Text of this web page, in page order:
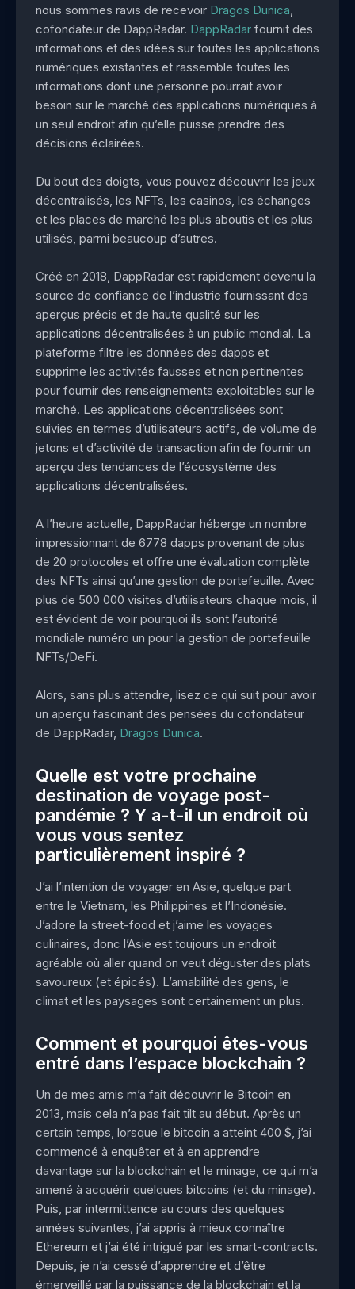
nous sommes ravis de recevoir Dragos Dunica,
cofondateur de DappRadar. DappRadar fournit des
informations et des idées sur toutes les applications
numériques existantes et rassemble toutes les
informations dont une personne pourrait avoir
besoin sur le marché des applications numériques à
un seul endroit afin qu’elle puisse prendre des
décisions éclairées.
Du bout des doigts, vous pouvez découvrir les jeux
décentralisés, les NFTs, les casinos, les échanges
et les places de marché les plus aboutis et les plus
utilisés, parmi beaucoup d’autres.
Créé en 2018, DappRadar est rapidement devenu la
source de confiance de l’industrie fournissant des
aperçus précis et de haute qualité sur les
applications décentralisées à un public mondial. La
plateforme filtre les données des dapps et
supprime les activités fausses et non pertinentes
pour fournir des renseignements exploitables sur le
marché. Les applications décentralisées sont
suivies en termes d’utilisateurs actifs, de volume de
jetons et d’activité de transaction afin de fournir un
aperçu des tendances de l’écosystème des
applications décentralisées.
A l’heure actuelle, DappRadar héberge un nombre
impressionnant de 6778 dapps provenant de plus
de 20 protocoles et offre une évaluation complète
des NFTs ainsi qu’une gestion de portefeuille. Avec
plus de 500 000 visites d’utilisateurs chaque mois, il
est évident de voir pourquoi ils sont l’autorité
mondiale numéro un pour la gestion de portefeuille
NFTs/DeFi.
Alors, sans plus attendre, lisez ce qui suit pour avoir
un aperçu fascinant des pensées du cofondateur
de DappRadar, Dragos Dunica.
Quelle est votre prochaine
destination de voyage post-
pandémie ? Y a-t-il un endroit où
vous vous sentez
particulièrement inspiré ?
J’ai l’intention de voyager en Asie, quelque part
entre le Vietnam, les Philippines et l’Indonésie.
J’adore la street-food et j’aime les voyages
culinaires, donc l’Asie est toujours un endroit
agréable où aller quand on veut déguster des plats
savoureux (et épicés). L’amabilité des gens, le
climat et les paysages sont certainement un plus.
Comment et pourquoi êtes-vous
entré dans l’espace blockchain ?
Un de mes amis m’a fait découvrir le Bitcoin en
2013, mais cela n’a pas fait tilt au début. Après un
certain temps, lorsque le bitcoin a atteint 400 $, j’ai
commencé à enquêter et à en apprendre
davantage sur la blockchain et le minage, ce qui m’a
amené à acquérir quelques bitcoins (et du minage).
Puis, par intermittence au cours des quelques
années suivantes, j’ai appris à mieux connaître
Ethereum et j’ai été intrigué par les smart-contracts.
Depuis, je n’ai cessé d’apprendre et d’être
émerveillé par la puissance de la blockchain et la